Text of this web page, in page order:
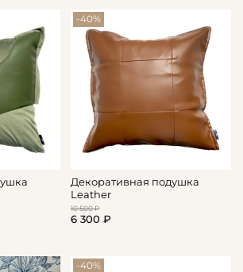
-40%
Декоративная подушка
Leather
10 500 ₽
6 300 ₽
-40%